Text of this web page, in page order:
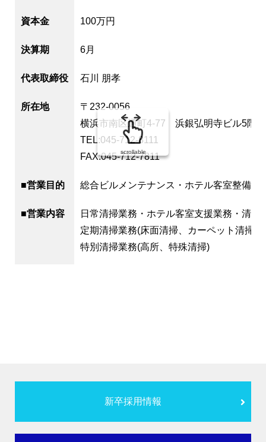
資本金 100万円
決算期 6月
代表取締役 石川 朋孝
所在地
〒232-0056
横浜市南区通町4-77 浜銀弘明寺ビル5階
TEL:045-712-8111
FAX:045-712-7811
■営業目的 総合ビルメンテナンス・ホテル客室整備
■営業内容
日常清掃業務・ホテル客室支援業務・清掃
定期清掃業務(床面清掃、カーペット清掃
特別清掃業務(高所、特殊清掃)
scrollable
新卒採用情報